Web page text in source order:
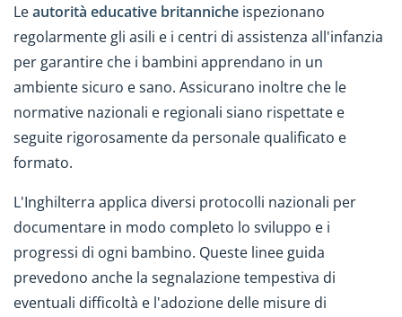
Leautorità educative britanniche ispezionano
regolarmente gli asili e i centri di assistenza all'infanzia
per garantire che i bambini apprendano in un
ambiente sicuro e sano. Assicurano inoltre che le
normative nazionali e regionali siano rispettate e
seguite rigorosamente da personale qualificato e
formato.
L'Inghilterra applica diversi protocolli nazionali per
documentare in modo completo lo sviluppo e i
progressi di ogni bambino. Queste linee guida
prevedono anche la segnalazione tempestiva di
eventuali difficoltà e l'adozione delle misure di